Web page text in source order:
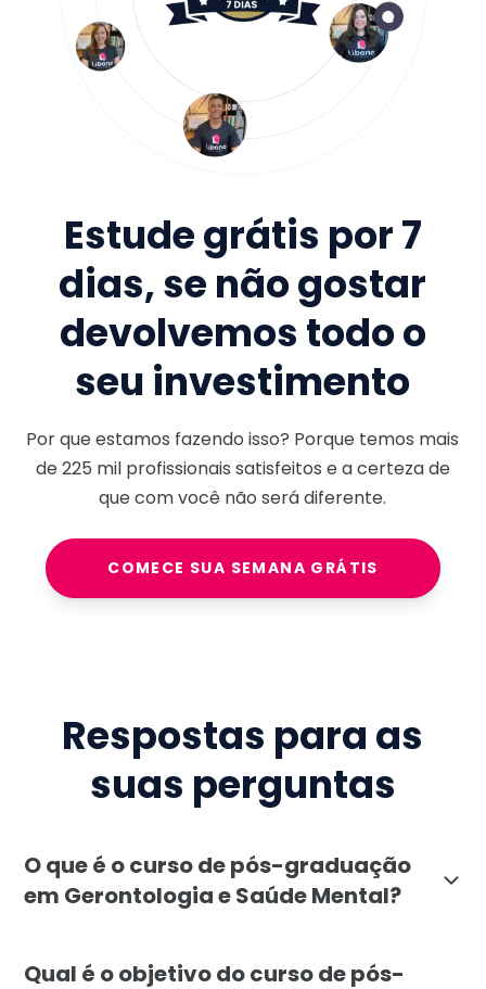
Estude grátis por 7
dias, se não gostar
devolvemos todo o
seu investimento
Por que estamos fazendo isso? Porque temos mais
de225 milprofissionais satisfeitos e a certeza de
que com você não será diferente.
COMECE SUA SEMANA GRÁTIS
Respostas para as
suas perguntas
O que é o curso de pós-graduação
em Gerontologia e Saúde Mental?
Qual é o objetivo do curso de pós-